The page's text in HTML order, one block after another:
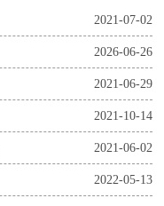
2021-07-02
2026-06-26
2021-06-29
2021-10-14
2021-06-02
2022-05-13